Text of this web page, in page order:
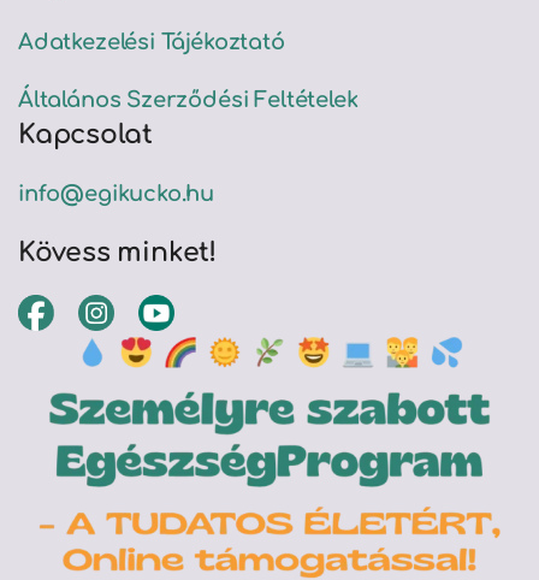
Adatkezelési Tájékoztató
Általános Szerződési Feltételek
Kapcsolat
info@egikucko.hu
Kövess minket!